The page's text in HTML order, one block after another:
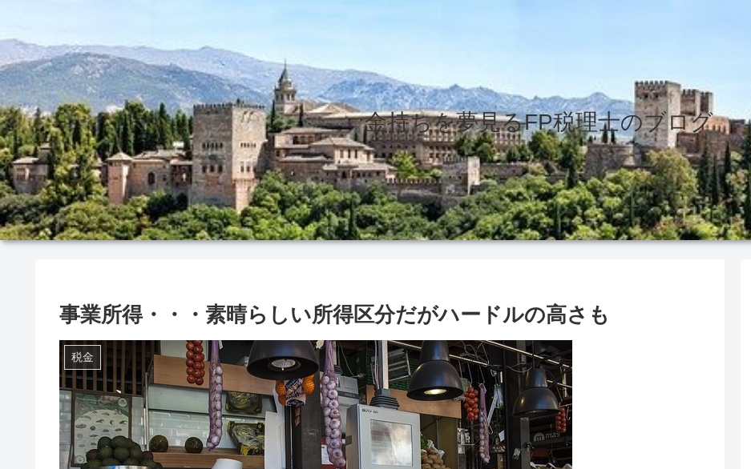
金持ちを夢見るFP税理士のブログ
事業所得・・・素晴らしい所得区分だがハードルの高さも
税金